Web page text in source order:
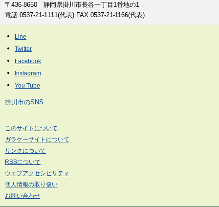
〒436-8650 静岡県掛川市長谷一丁目1番地の1
電話:0537-21-1111(代表) FAX:0537-21-1166(代表)
掛川市のSNS
このサイトについて
ガラケーサイトについて
リンクについて
RSSについて
ウェブアクセシビリティ
個人情報の取り扱い
お問い合わせ